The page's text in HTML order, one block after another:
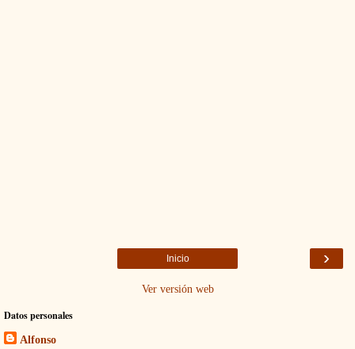
›
Inicio
Ver versión web
Datos personales
Alfonso